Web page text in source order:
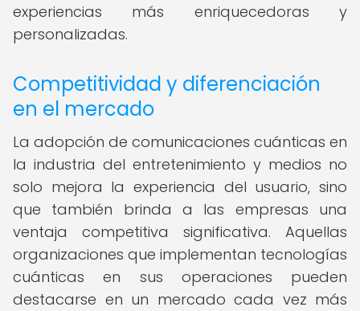
experiencias más enriquecedoras y
personalizadas.
Competitividad y diferenciación
en el mercado
La adopción de comunicaciones cuánticas en
la industria del entretenimiento y medios no
solo mejora la experiencia del usuario, sino
que también brinda a las empresas una
ventaja competitiva significativa. Aquellas
organizaciones que implementan tecnologías
cuánticas en sus operaciones pueden
destacarse en un mercado cada vez más